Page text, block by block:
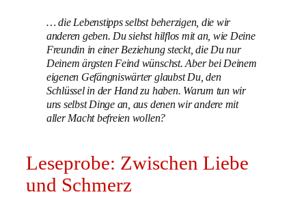
… die Lebenstipps selbst beherzigen, die wir
anderen geben. Du siehst hilflos mit an, wie Deine
Freundin in einer Beziehung steckt, die Du nur
Deinem ärgsten Feind wünschst. Aber bei Deinem
eigenen Gefängniswärter glaubst Du, den
Schlüssel in der Hand zu haben. Warum tun wir
uns selbst Dinge an, aus denen wir andere mit
aller Macht befreien wollen?
Leseprobe: Zwischen Liebe
und Schmerz